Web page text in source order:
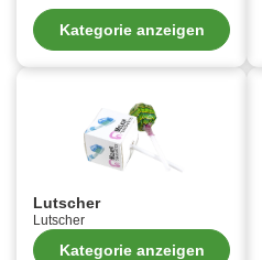
Kategorie anzeigen
Lutscher
Lutscher
Kategorie anzeigen